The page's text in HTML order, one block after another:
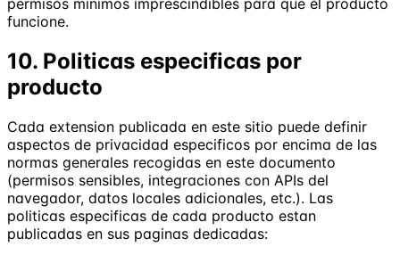
funcione.
10. Politicas especificas por
producto
Cada extension publicada en este sitio puede definir
aspectos de privacidad especificos por encima de las
normas generales recogidas en este documento
(permisos sensibles, integraciones con APIs del
navegador, datos locales adicionales, etc.). Las
politicas especificas de cada producto estan
publicadas en sus paginas dedicadas: